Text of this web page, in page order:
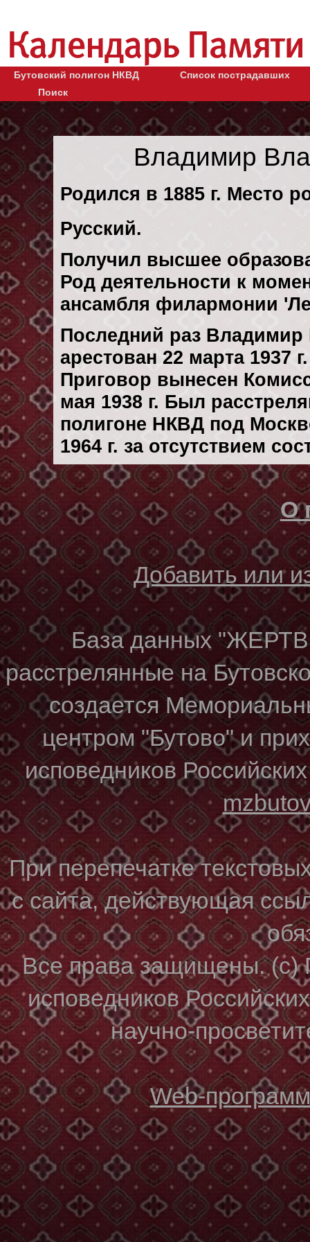
Бутовский полигон НКВД
Список пострадавших
Поиск
Владимир
Родился в 1885 г. Место
Русский.
Получил высшее
Род деятельности к
ансамбля филармонии
Последний раз
арестован 22 марта 1937 г.
Приговор вынесен
мая 1938 г. Был
полигоне НКВД под
1964 г. за отсутствием
О
Добавить или
База данных
расстрелянные на
создается
центром "Бутово" и
исповедников
При перепечатке
с сайта, действующая
Все права защищены. (с)
исповедников
научно-
Web-